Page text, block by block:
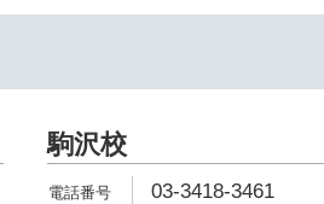
駒沢校
03-3418-3461